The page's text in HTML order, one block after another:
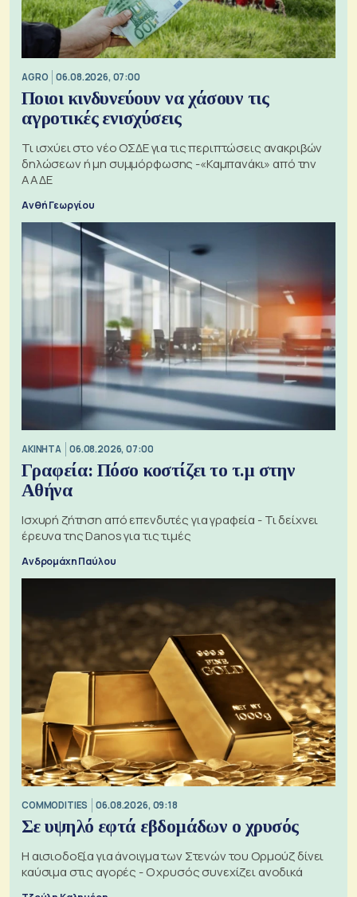
AGRO 06.08.2026, 07:00
Ποιοι κινδυνεύουν να χάσουν τις
αγροτικές ενισχύσεις
Τι ισχύει στο νέο ΟΣΔΕ για τις περιπτώσεις ανακριβών
δηλώσεων ή μη συμμόρφωσης -«Καμπανάκι» από την
ΑΑΔΕ
Ανθή Γεωργίου
ΑΚΙΝΗΤΑ 06.08.2026, 07:00
Γραφεία: Πόσο κοστίζει το τ.μ στην
Αθήνα
Ισχυρή ζήτηση από επενδυτές για γραφεία - Τι δείχνει
έρευνα της Danos για τις τιμές
Ανδρομάχη Παύλου
COMMODITIES 06.08.2026, 09:18
Σε υψηλό εφτά εβδομάδων ο χρυσός
Η αισιοδοξία για άνοιγμα των Στενών του Ορμούζ δίνει
καύσιμα στις αγορές - Ο χρυσός συνεχίζει ανοδικά